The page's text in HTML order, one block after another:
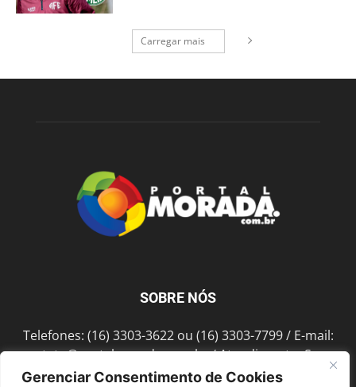
Gerenciar Consentimento de Cookies
Carregar mais
SOBRE NÓS
Telefones: (16) 3303-3622 ou (16) 3303-7799 / E-mail:
contato@portalmorada.com.br/ Atendimento: Seg a
Sex das 8h às 18h / Endereço: Av. Bento de Abreu, 889